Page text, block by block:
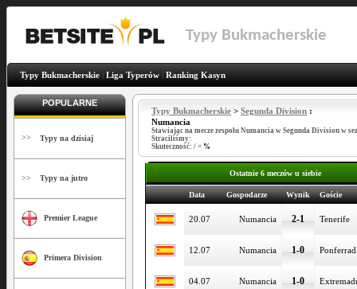
Typy Bukmacherskie
Typy Bukmacherskie Liga Typerów Ranking Kasyn
POPULARNE
>> Typy na dzisiaj
>> Typy na jutro
Premier League
Primera Division
Typy Bukmacherskie > Segunda Division :
Numancia
Stawiając na mecze zespołu Numancia w Segunda Division w
Straciliśmy:
Skuteczność: / = %
Ostatnie 6 meczów u siebie
Data Gospodarze Wynik Goście
20.07 Numancia 2-1 Tenerife
12.07 Numancia 1-0
04.07 Numancia 1-0